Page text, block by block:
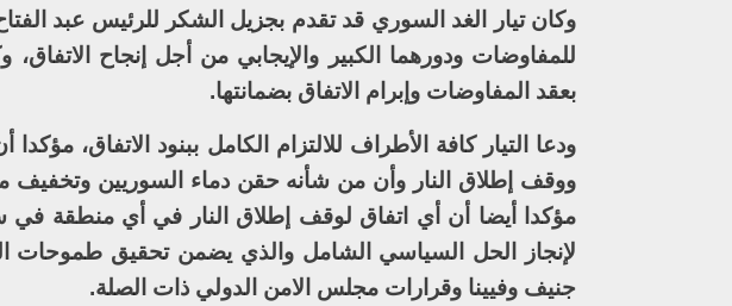
وكان تيار الغد السوري قد تقدم بجزيل الشكر للرئيس عبد
للمفاوضات ودورهما الكبير والإيجابي من أجل إنجاح الاتفاق،
بعقد المفاوضات وإبرام الاتفاق بضمانتها.
ودعا التيار كافة الأطراف للالتزام الكامل ببنود الاتفاق،
ووقف إطلاق النار وأن من شأنه حقن دماء السوريين وتخفيف
مؤكدا أيضا أن أي اتفاق لوقف إطلاق النار في أي منطقة
لإنجاز الحل السياسي الشامل والذي يضمن تحقيق طموحات
جنيف وفيينا وقرارات مجلس الامن الدولي ذات الصلة.